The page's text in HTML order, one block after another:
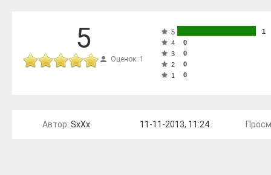
5
Оценок: 1
5
1
4
0
3
0
2
0
1
0
Автор: SxXx 11-11-2013, 11:24